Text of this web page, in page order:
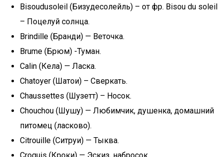
Bisoudusoleil (Бизудесолейль) – от фр. Bisou du soleil
– Поцелуй солнца.
Brindille (Бранди) — Веточка.
Brume (Брюм) -Туман.
Calin (Кела) — Ласка.
Chatoyer (Шатои) – Сверкать.
Chaussettes (Шузетт) – Носок.
Chouchou (Шушу) — Любимчик, душенка, домашний
питомец (ласково).
Citrouille (Ситруи) — Тыква.